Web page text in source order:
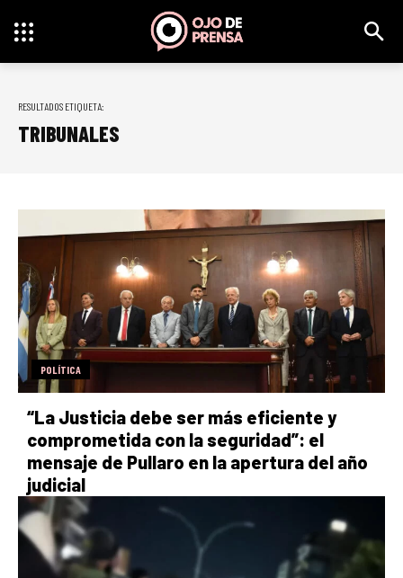
RESULTADOS ETIQUETA:
TRIBUNALES
POLÍTICA
“La Justicia debe ser más eficiente y
comprometida con la seguridad”: el
mensaje de Pullaro en la apertura del año
judicial